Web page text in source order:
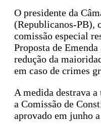
O presidente da
(Republicanos-PB),
comissão especial
Proposta de
redução da
em caso de crimes
A medida destrava
a Comissão de
aprovado em junho